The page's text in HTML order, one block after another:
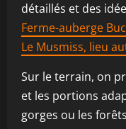
détaillés et des
Ferme-auberge
Le Musmiss, lieu
Sur le terrain, on
et les portions
gorges ou les